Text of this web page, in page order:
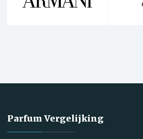
Parfum Vergelijking